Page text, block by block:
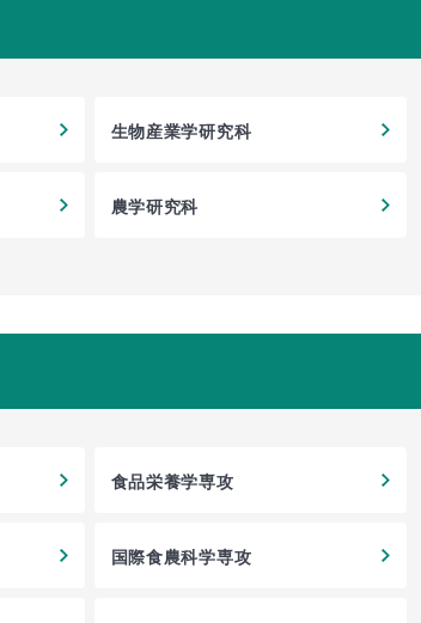
生物産業学研究科
農学研究科
食品栄養学専攻
国際食農科学専攻